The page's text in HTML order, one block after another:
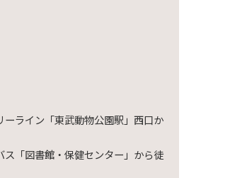
ーライン「東武動物公園駅」西口か
ス「図書館・保健センター」から徒